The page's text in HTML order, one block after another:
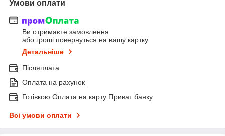
Умови оплати
Ви отримаєте замовлення
або гроші повернуться на вашу картку
Детальніше
Післяплата
Оплата на рахунок
Готівкою Оплата на карту Приват банку
Всі умови оплати